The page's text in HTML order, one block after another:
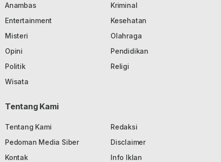
Anambas
Kriminal
Entertainment
Kesehatan
Misteri
Olahraga
Opini
Pendidikan
Politik
Religi
Wisata
Tentang Kami
Tentang Kami
Redaksi
Pedoman Media Siber
Disclaimer
Kontak
Info Iklan